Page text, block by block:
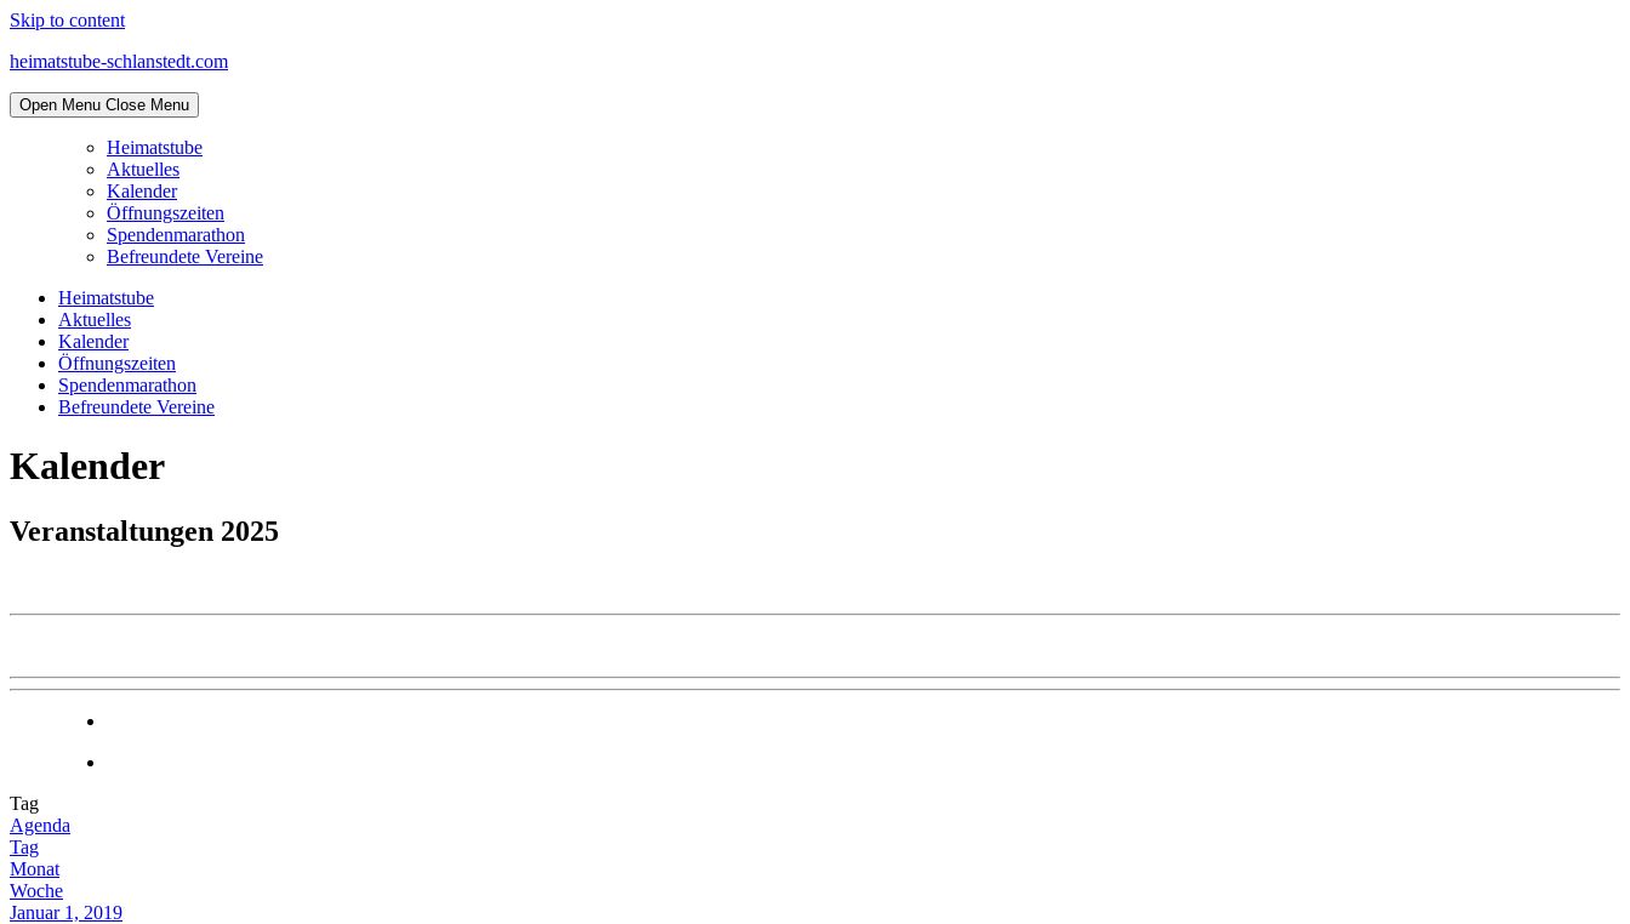
Skip to content
heimatstube-schlanstedt.com
Open Menu Close Menu
Heimatstube
Aktuelles
Kalender
Öffnungszeiten
Spendenmarathon
Befreundete Vereine
Heimatstube
Aktuelles
Kalender
Öffnungszeiten
Spendenmarathon
Befreundete Vereine
Kalender
Veranstaltungen 2025
Tag
Agenda
Tag
Monat
Woche
Januar 1, 2019